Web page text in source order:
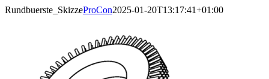
Rundbuerste_SkizzeProCon2025-01-20T13:17:41+01:00